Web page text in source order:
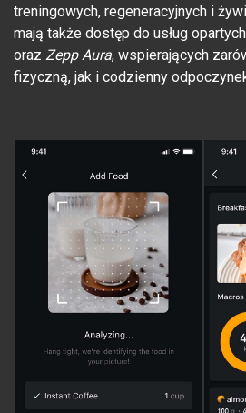
treningowych, regeneracyjnych i
mają także dostęp do usług
oraz Zepp Aura, wspierających
fizyczną, jak i codzienny